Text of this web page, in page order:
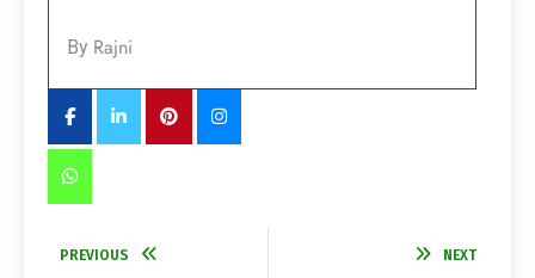
By Rajni
PREVIOUS NEXT